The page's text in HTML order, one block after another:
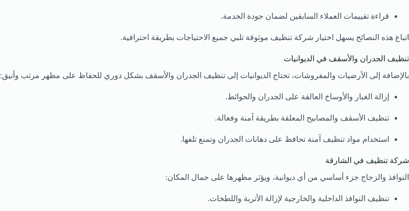
قراءة تقييمات العملاء السابقين لضمان جودة الخدمة.
اتباع هذه النصائح يسهل اختيار شركة تنظيف موثوقة تلبي جميع الاحتياجات بطريقة احترافية.
تنظيف الجدران والأسقف في الديوانيات
بالإضافة إلى الأرضيات والمفروشات، تحتاج الديوانيات إلى تنظيف الجدران والأسقف بشكل دوري للحفاظ على مظهر مرتب وأنيق:
إزالة الغبار والأوساخ العالقة على الجدران والحوائط.
تنظيف الأسقف والمصابيح المعلقة بطريقة آمنة وفعالة.
استخدام مواد تنظيف آمنة تحافظ على دهانات الجدران وتمنع تلفها.
شركة تنظيف في الشارقة
النوافذ والزجاج جزء أساسي من أي ديوانية، ويؤثر مظهرها على جمال المكان:
تنظيف النوافذ الداخلية والخارجية لإزالة الأتربة واللطخات.